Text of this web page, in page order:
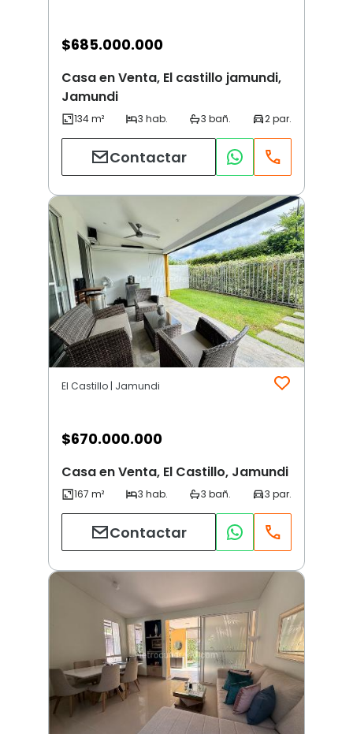
$685.000.000
Casa en Venta, El castillo jamundi,
Jamundi
Contactar
El Castillo | Jamundi
$670.000.000
Casa en Venta, El Castillo, Jamundi
Contactar